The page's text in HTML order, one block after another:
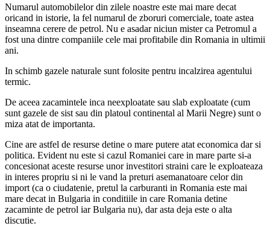
Numarul automobilelor din zilele noastre este mai mare decat
oricand in istorie, la fel numarul de zboruri comerciale, toate astea
inseamna cerere de petrol. Nu e asadar niciun mister ca Petromul a
fost una dintre companiile cele mai profitabile din Romania in ultimii
ani.
In schimb gazele naturale sunt folosite pentru incalzirea agentului
termic.
De aceea zacamintele inca neexploatate sau slab exploatate (cum
sunt gazele de sist sau din platoul continental al Marii Negre) sunt o
miza atat de importanta.
Cine are astfel de resurse detine o mare putere atat economica dar si
politica. Evident nu este si cazul Romaniei care in mare parte si-a
concesionat aceste resurse unor investitori straini care le exploateaza
in interes propriu si ni le vand la preturi asemanatoare celor din
import (ca o ciudatenie, pretul la carburanti in Romania este mai
mare decat in Bulgaria in conditiile in care Romania detine
zacaminte de petrol iar Bulgaria nu), dar asta deja este o alta
discutie.